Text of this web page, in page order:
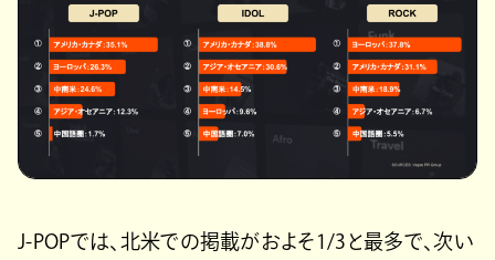
J-POPでは、北米での掲載がおよそ1/3と最多で、次い